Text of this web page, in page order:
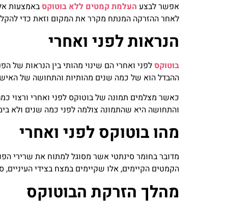
אפשר לבצע העלמת קמטים ללא בוטוקסבאמצעות
לאחר ההזרקה המנתח מקרר את המקום וזאת כדי
הנראות לפני ואחרי
בוטוקסלפני ואחרי הם שינוי מהותי בין הנראות של
ההבדל הוא של כמה שנים מהותיות והתחושה של
כאשר מצלמים תמונה של בוטוקס לפני ואחרי ורצוי
והתחושה היא שהתמונה צולמה לפני כמה שנים ולא
מהו בוטוקס לפני ואחרי
מדובר בחומר סינתטי אשר מסוגל למתוח את שרירי
הקמטים הקיימים, אלו שקיימים במצח בצידי העיניים,
מהלך הזרקת הבוטוקס